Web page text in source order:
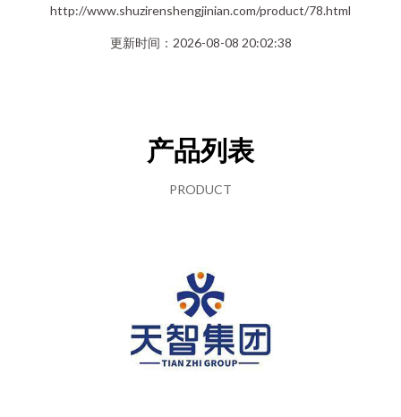
http://www.shuzirenshengjinian.com/product/78.html
更新时间：2026-08-08 20:02:38
产品列表
PRODUCT